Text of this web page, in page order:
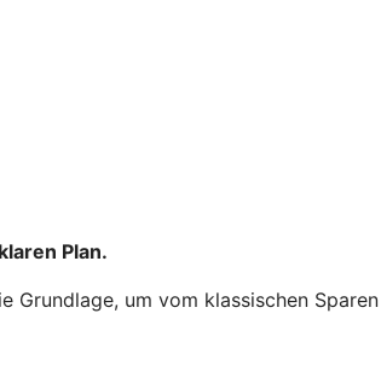
Plan.
Grundlage, um vom klassischen Sparen